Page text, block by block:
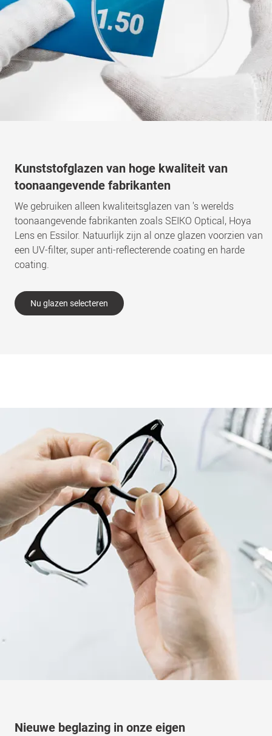
Kunststofglazen van hoge kwaliteit van
toonaangevende fabrikanten
We gebruiken alleen kwaliteitsglazen van 's werelds
toonaangevende fabrikanten zoals SEIKO Optical, Hoya
Lens en Essilor. Natuurlijk zijn al onze glazen voorzien van
een UV-filter, super anti-reflecterende coating en harde
coating.
Nu glazen selecteren
Nieuwe beglazing in onze eigen